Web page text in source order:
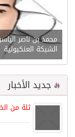
محمد بن ناصر
الشبكة العنكبوتية
جديد الأخبار
ثلة من